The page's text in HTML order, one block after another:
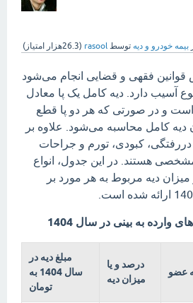
بیمه خودرو و دیه توسط rasool
(26.3هزار امتیاز)
قوانین فقهی و قضایی انجام می‌شود
آسیب دارد. دیه کامل یک پا معادل
و در صورتی که هر دو پا قطع
دیه کامل محاسبه می‌شود. علاوه بر
کبودی، تورم و جراحات
هستند. در این جدول، انواع
دیه مربوط به هر مورد بر
به بینی در سال 1404
عضو
درصد و یا
میزان دیه
مبلغ دیه در
سال 1404 به
تومان